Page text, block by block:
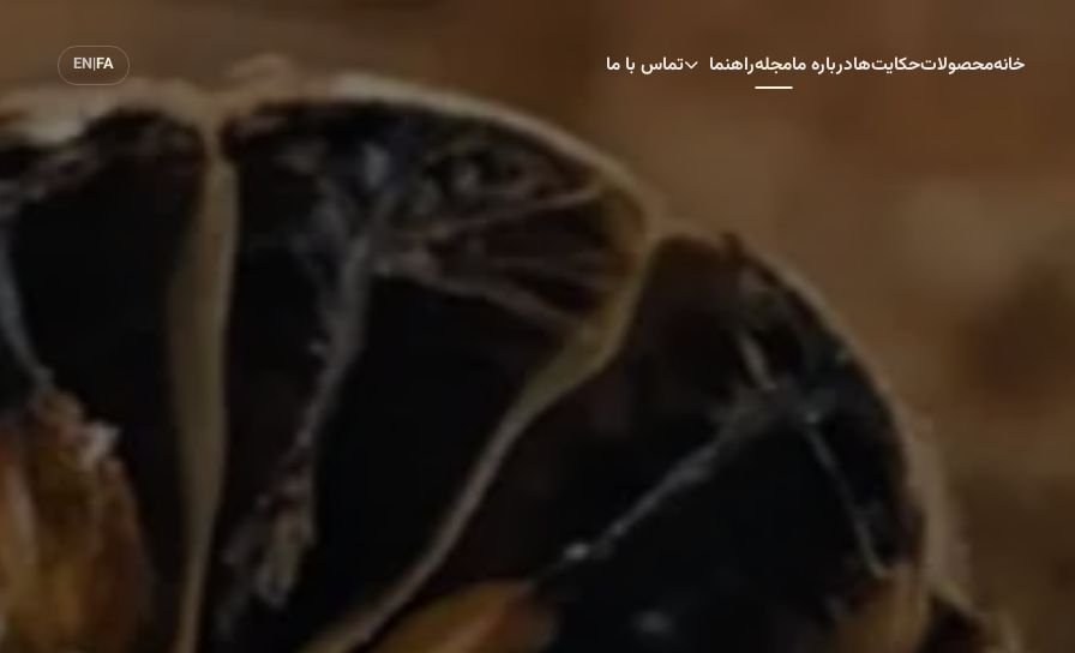
خانهمحصولاتحکایت‌هادرباره مامجلهراهنما تماس با ما FA
|
EN